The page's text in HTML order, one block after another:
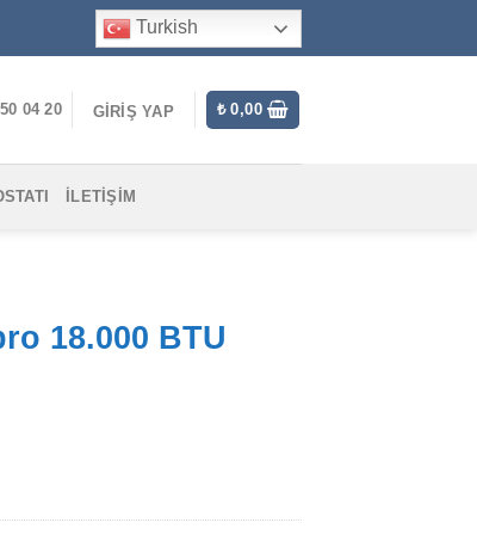
Turkish
04 20 GIRIŞ YAP ₺0,00
İLETIŞIM
18.000 BTU